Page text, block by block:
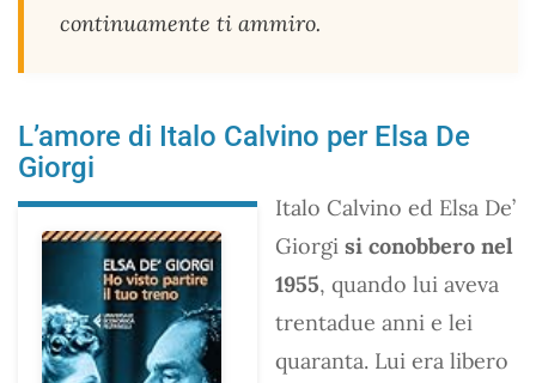
continuamente ti ammiro.
L’amore di Italo Calvino per Elsa De
Giorgi
Italo Calvino ed Elsa De’
Giorgi si conobbero nel
1955, quando lui aveva
trentadue anni e lei
quaranta. Lui era libero